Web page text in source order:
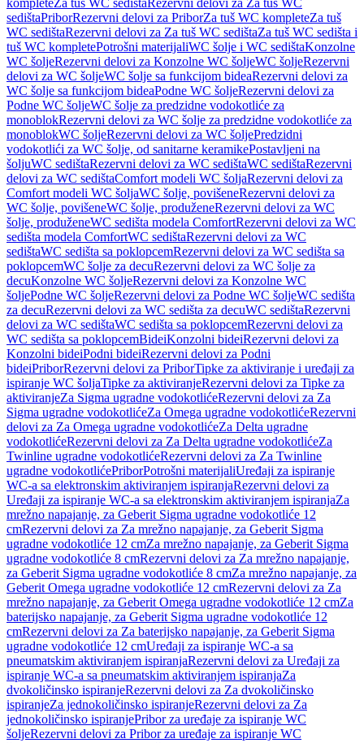
kompleteZa tuš WC sedištaRezervni delovi za Za tuš WC
sedištaPriborRezervni delovi za PriborZa tuš WC kompleteZa tuš
WC sedištaRezervni delovi za Za tuš WC sedištaZa tuš WC sedišta i
tuš WC kompletePotrošni materijaliWC šolje i WC sedištaKonzolne
WC šoljeRezervni delovi za Konzolne WC šoljeWC šoljeRezervni
delovi za WC šoljeWC šolje sa funkcijom bideaRezervni delovi za
WC šolje sa funkcijom bideaPodne WC šoljeRezervni delovi za
Podne WC šoljeWC šolje za predzidne vodokotliće za
monoblokRezervni delovi za WC šolje za predzidne vodokotliće za
monoblokWC šoljeRezervni delovi za WC šoljePredzidni
vodokotlići za WC šolje, od sanitarne keramikePostavljeni na
šoljuWC sedištaRezervni delovi za WC sedištaWC sedištaRezervni
delovi za WC sedištaComfort modeli WC šoljaRezervni delovi za
Comfort modeli WC šoljaWC šolje, povišeneRezervni delovi za
WC šolje, povišeneWC šolje, produženeRezervni delovi za WC
šolje, produženeWC sedišta modela ComfortRezervni delovi za WC
sedišta modela ComfortWC sedištaRezervni delovi za WC
sedištaWC sedišta sa poklopcemRezervni delovi za WC sedišta sa
poklopcemWC šolje za decuRezervni delovi za WC šolje za
decuKonzolne WC šoljeRezervni delovi za Konzolne WC
šoljePodne WC šoljeRezervni delovi za Podne WC šoljeWC sedišta
za decuRezervni delovi za WC sedišta za decuWC sedištaRezervni
delovi za WC sedištaWC sedišta sa poklopcemRezervni delovi za
WC sedišta sa poklopcemBideiKonzolni bideiRezervni delovi za
Konzolni bideiPodni bideiRezervni delovi za Podni
bideiPriborRezervni delovi za PriborTipke za aktiviranje i uređaji za
ispiranje WC šoljaTipke za aktiviranjeRezervni delovi za Tipke za
aktiviranjeZa Sigma ugradne vodokotlićeRezervni delovi za Za
Sigma ugradne vodokotlićeZa Omega ugradne vodokotlićeRezervni
delovi za Za Omega ugradne vodokotlićeZa Delta ugradne
vodokotlićeRezervni delovi za Za Delta ugradne vodokotlićeZa
Twinline ugradne vodokotlićeRezervni delovi za Za Twinline
ugradne vodokotlićePriborPotrošni materijaliUređaji za ispiranje
WC-a sa elektronskim aktiviranjem ispiranjaRezervni delovi za
Uređaji za ispiranje WC-a sa elektronskim aktiviranjem ispiranjaZa
mrežno napajanje, za Geberit Sigma ugradne vodokotliće 12
cmRezervni delovi za Za mrežno napajanje, za Geberit Sigma
ugradne vodokotliće 12 cmZa mrežno napajanje, za Geberit Sigma
ugradne vodokotliće 8 cmRezervni delovi za Za mrežno napajanje,
za Geberit Sigma ugradne vodokotliće 8 cmZa mrežno napajanje, za
Geberit Omega ugradne vodokotliće 12 cmRezervni delovi za Za
mrežno napajanje, za Geberit Omega ugradne vodokotliće 12 cmZa
baterijsko napajanje, za Geberit Sigma ugradne vodokotliće 12
cmRezervni delovi za Za baterijsko napajanje, za Geberit Sigma
ugradne vodokotliće 12 cmUređaji za ispiranje WC-a sa
pneumatskim aktiviranjem ispiranjaRezervni delovi za Uređaji za
ispiranje WC-a sa pneumatskim aktiviranjem ispiranjaZa
dvokoličinsko ispiranjeRezervni delovi za Za dvokoličinsko
ispiranjeZa jednokoličinsko ispiranjeRezervni delovi za Za
jednokoličinsko ispiranjePribor za uređaje za ispiranje WC
šoljeRezervni delovi za Pribor za uređaje za ispiranje WC